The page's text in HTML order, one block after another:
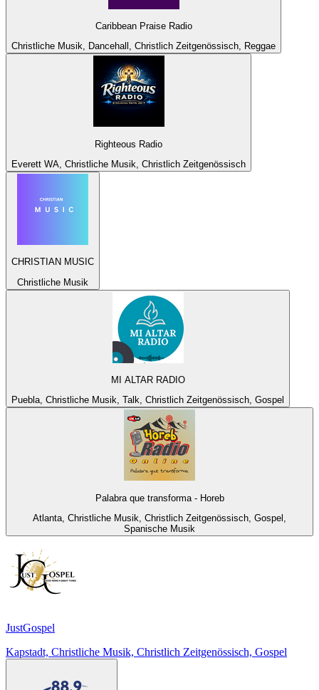
Caribbean Praise Radio
Christliche Musik, Dancehall, Christlich Zeitgenössisch, Reggae
Righteous Radio
Everett WA, Christliche Musik, Christlich Zeitgenössisch
CHRISTIAN MUSIC
Christliche Musik
MI ALTAR RADIO
Puebla, Christliche Musik, Talk, Christlich Zeitgenössisch, Gospel
Palabra que transforma - Horeb
Atlanta, Christliche Musik, Christlich Zeitgenössisch, Gospel,
Spanische Musik
JustGospel
Kapstadt, Christliche Musik, Christlich Zeitgenössisch, Gospel